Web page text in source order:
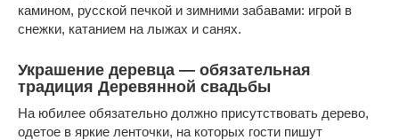
камином, русской печкой и зимними забавами: игрой в
снежки, катанием на лыжах и санях.
Украшение деревца — обязательная
традиция Деревянной свадьбы
На юбилее обязательно должно присутствовать дерево,
одетое в яркие ленточки, на которых гости пишут